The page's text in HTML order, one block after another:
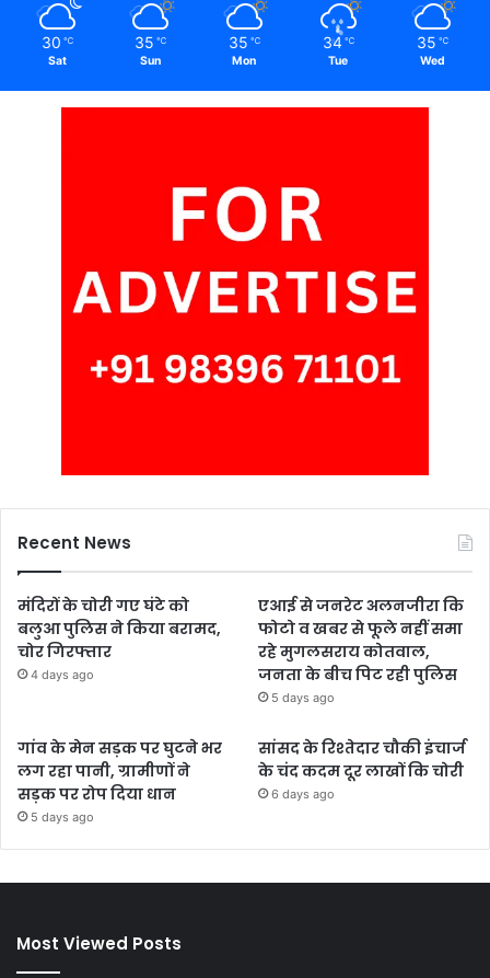
30 ℃
Sat
35 ℃
Sun
35 ℃
Mon
34 ℃
Tue
35 ℃
Wed
Recent News
मंदिरों के चोरी गए घंटे को
बलुआ पुलिस ने किया बरामद,
चोर गिरफ्तार
4 days ago
एआई से जनरेट अलनजीरा कि
फोटो व खबर से फूले नहीं समा
रहे मुगलसराय कोतवाल,
जनता के बीच पिट रही पुलिस
5 days ago
गांव के मेन सड़क पर घुटने भर
लग रहा पानी, ग्रामीणों ने
सड़क पर रोप दिया धान
5 days ago
सांसद के रिश्तेदार चौकी इंचार्ज
के चंद कदम दूर लाखों कि चोरी
6 days ago
Most Viewed Posts